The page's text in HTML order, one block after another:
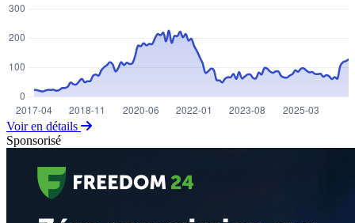
Voir en détails
Sponsorisé